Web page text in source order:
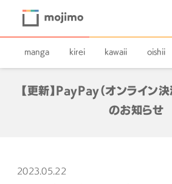
manga kirei kawaii oishii
【更新】PayPay（オンライン
のお知らせ
2023.05.22